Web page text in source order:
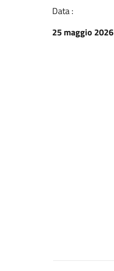
Data :
25 maggio 2026